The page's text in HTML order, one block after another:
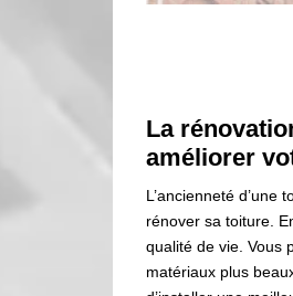
La
améliorer
L’ancienneté d’une
rénover sa toiture.
qualité de vie. Vous
matériaux plus